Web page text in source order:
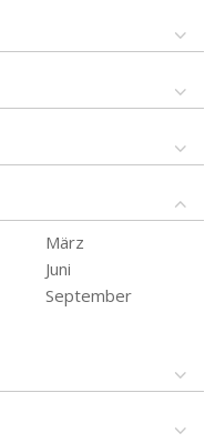
März
Juni
September